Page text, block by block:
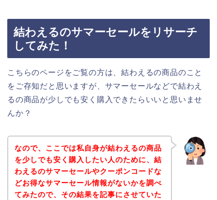
結わえるのサマーセールをリサーチ
してみた！
こちらのページをご覧の方は、結わえるの商品のこと
をご存知だと思いますが、サマーセールなどで結わえ
るの商品が少しでも安く購入できたらいいと思いませ
んか？
なので、ここでは私自身が結わえるの商品
を少しでも安く購入したい人のために、結
わえるのサマーセールやクーポンコードな
どお得なサマーセール情報がないかを調べ
てみたので、その結果を記事にさせていた